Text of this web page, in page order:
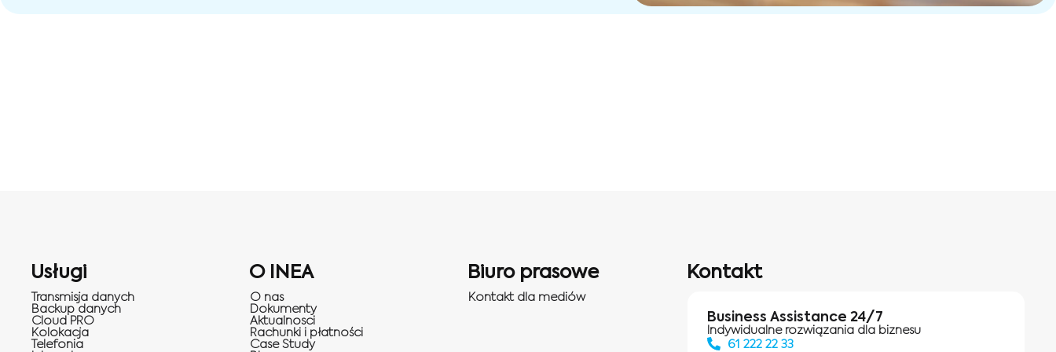
Usługi
Transmisja danych
Backup danych
Cloud PRO
Kolokacja
Telefonia
O INEA
O nas
Dokumenty
Aktualnosci
Rachunki i płatności
Case Study
Biuro prasowe
Kontakt dla mediów
Kontakt
Business Assistance 24/7
Indywidualne rozwiązania dla biznesu
61 222 22 33